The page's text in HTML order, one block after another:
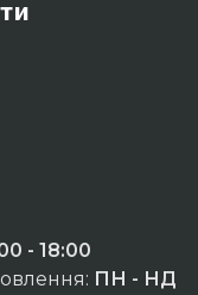
- 18:00
ПН - НД